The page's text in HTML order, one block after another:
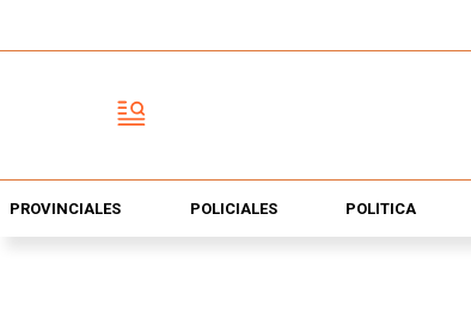
PROVINCIALES POLICIALES POLÍTICA